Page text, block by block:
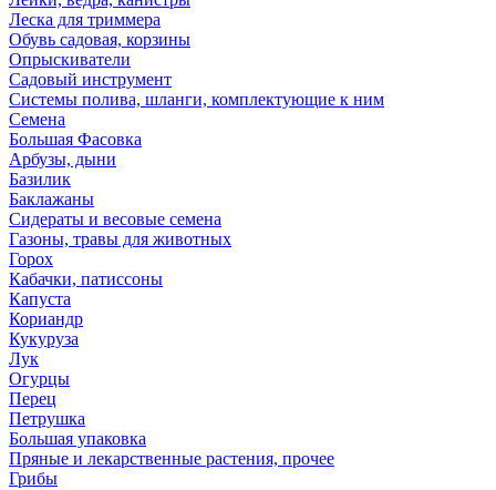
Леска для триммера
Обувь садовая, корзины
Опрыскиватели
Садовый инструмент
Системы полива, шланги, комплектующие к ним
Семена
Большая Фасовка
Арбузы, дыни
Базилик
Баклажаны
Сидераты и весовые семена
Газоны, травы для животных
Горох
Кабачки, патиссоны
Капуста
Кориандр
Кукуруза
Лук
Огурцы
Перец
Петрушка
Большая упаковка
Пряные и лекарственные растения, прочее
Грибы